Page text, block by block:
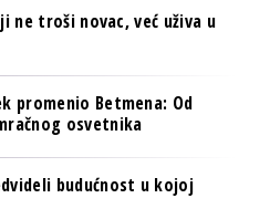
ne troši novac, već uživa u
promenio Betmena: Od
osvetnika
budućnost u kojoj